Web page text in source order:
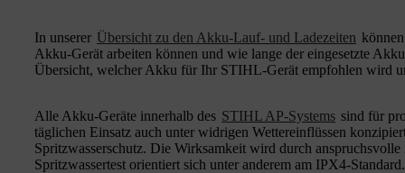
In unserer Übersicht zu den Akku-Lauf- und Ladezeiten
Akku-Gerät arbeiten können und wie lange der eingesetzte
Übersicht, welcher Akku für Ihr STIHL-Gerät empfohlen wird
Alle Akku-Geräte innerhalb des STIHL AP-Systems sind für
täglichen Einsatz auch unter widrigen Wettereinflüssen
Spritzwasserschutz. Die Wirksamkeit wird durch
Spritzwassertest orientiert sich unter anderem am IPX4-Standard.